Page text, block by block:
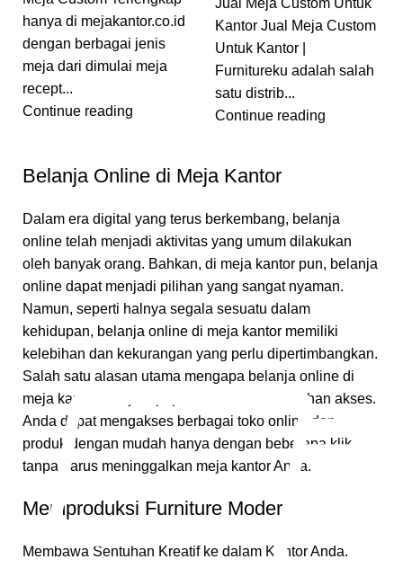
hanya di mejakantor.co.id
dengan berbagai jenis
meja dari dimulai meja
recept...
Continue reading
Jual Meja Custom Untuk
Kantor Jual Meja Custom
Untuk Kantor |
Furnitureku adalah salah
satu distrib...
Continue reading
Belanja Online di Meja Kantor
Dalam era digital yang terus berkembang, belanja
online telah menjadi aktivitas yang umum dilakukan
oleh banyak orang. Bahkan, di meja kantor pun, belanja
online dapat menjadi pilihan yang sangat nyaman.
Namun, seperti halnya segala sesuatu dalam
kehidupan, belanja online di meja kantor memiliki
kelebihan dan kekurangan yang perlu dipertimbangkan.
Salah satu alasan utama mengapa belanja online di
meja kantor menjadi populer adalah kemudahan akses.
Anda dapat mengakses berbagai toko online dan
produk dengan mudah hanya dengan beberapa klik,
tanpa harus meninggalkan meja kantor Anda.
Memproduksi Furniture Modern
Membawa Sentuhan Kreatif ke dalam Kantor Anda.